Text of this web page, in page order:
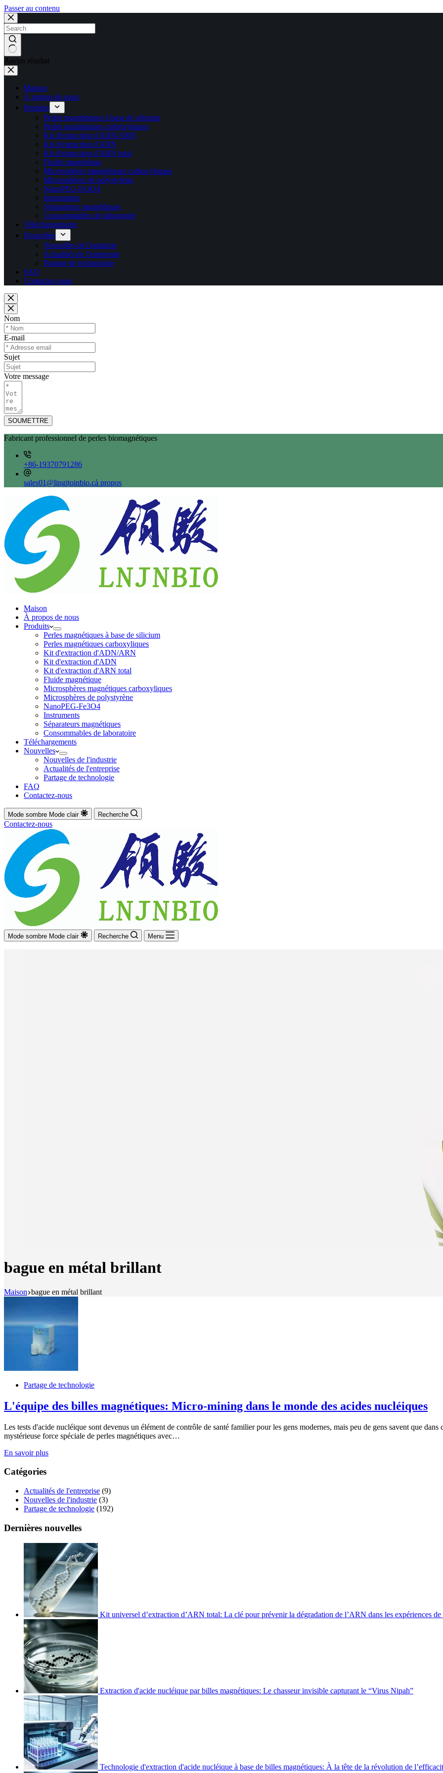
Passer au contenu
Aucun résultat
Maison
À propos de nous
Produits
Perles magnétiques à base de silicium
Perles magnétiques carboxyliques
Kit d'extraction d'ADN/ARN
Kit d'extraction d'ADN
Kit d'extraction d'ARN total
Fluide magnétique
Microsphères magnétiques carboxyliques
Microsphères de polystyrène
NanoPEG-Fe3O4
Instruments
Séparateurs magnétiques
Consommables de laboratoire
Téléchargements
Nouvelles
Nouvelles de l'industrie
Actualités de l'entreprise
Partage de technologie
FAQ
Contactez-nous
Nom
E-mail
Sujet
Votre message
SOUMETTRE
Fabricant professionnel de perles biomagnétiques
+86-19370791286
sales01@lingjtoinbio.cà propos
Maison
À propos de nous
Produits
Perles magnétiques à base de silicium
Perles magnétiques carboxyliques
Kit d'extraction d'ADN/ARN
Kit d'extraction d'ADN
Kit d'extraction d'ARN total
Fluide magnétique
Microsphères magnétiques carboxyliques
Microsphères de polystyrène
NanoPEG-Fe3O4
Instruments
Séparateurs magnétiques
Consommables de laboratoire
Téléchargements
Nouvelles
Nouvelles de l'industrie
Actualités de l'entreprise
Partage de technologie
FAQ
Contactez-nous
Mode sombre Mode clair Recherche
Contactez-nous
Mode sombre Mode clair Recherche Menu
bague en métal brillant
Maison bague en métal brillant
Partage de technologie
L'équipe des billes magnétiques: Micro-mining dans le monde des acides nucléiques
Les tests d'acide nucléique sont devenus un élément de contrôle de santé familier pour les gens modernes, mais peu de gens savent que
mystérieuse force spéciale de perles magnétiques avec…
En savoir plus
Catégories
Actualités de l'entreprise (9)
Nouvelles de l'industrie (3)
Partage de technologie (192)
Dernières nouvelles
Kit universel d’extraction d’ARN total: La clé pour prévenir la dégradation de l’ARN dans les expériences
Extraction d'acide nucléique par billes magnétiques: Le chasseur invisible capturant le “Virus Nipah”
Technologie d'extraction d'acide nucléique à base de billes magnétiques: À la tête de la révolution de